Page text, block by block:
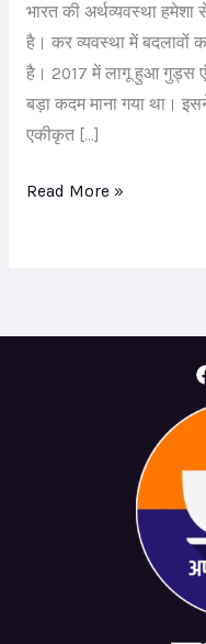
भारत की अर्थव्यवस्था
है। कर व्यवस्था में बदलावों
है। 2017 में लागू हुआ गुड्स
बड़ा कदम माना गया था।
एकीकृत […]
दौर
Read More »